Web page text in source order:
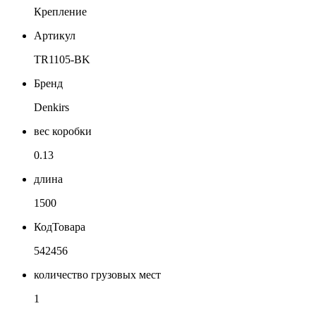
Крепление
Артикул
TR1105-BK
Бренд
Denkirs
вес коробки
0.13
длина
1500
КодТовара
542456
количество грузовых мест
1